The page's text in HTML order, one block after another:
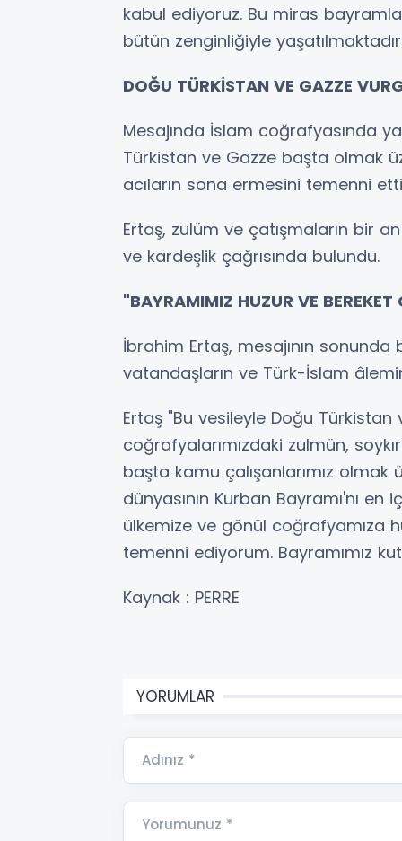
kabul ediyoruz. Bu miras
bütün zenginliğiyle
DOĞU TÜRKİSTAN VE GAZZE
Mesajında İslam coğrafyasında
Türkistan ve Gazze başta olmak
acıların sona ermesini temenni
Ertaş, zulüm ve çatışmaların bir
ve kardeşlik çağrısında bulundu.
"BAYRAMIMIZ HUZUR VE BEREKET
İbrahim Ertaş, mesajının
vatandaşların ve Türk-İslam
Ertaş "Bu vesileyle Doğu
coğrafyalarımızdaki zulmün,
başta kamu çalışanlarımız
dünyasının Kurban Bayramı'nı en
ülkemize ve gönül coğrafyamıza
temenni ediyorum. Bayramımız
Kaynak : PERRE
YORUMLAR
Adınız *
Yorumunuz *